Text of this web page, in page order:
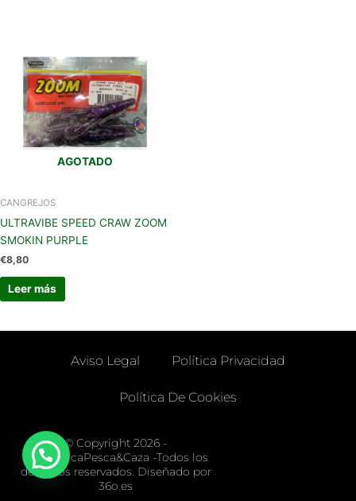
AGOTADO
CANGREJOS
ULTRAVIBE SPEED CRAW ZOOM
SMOKIN PURPLE
€8,80
Leer más
Aviso Legal Política Privacidad
Política De Cookies
© Copyright 2026 -
LaVeronicaPesca&Caza -Todos los
derechos reservados. Diseñado por
36o.es